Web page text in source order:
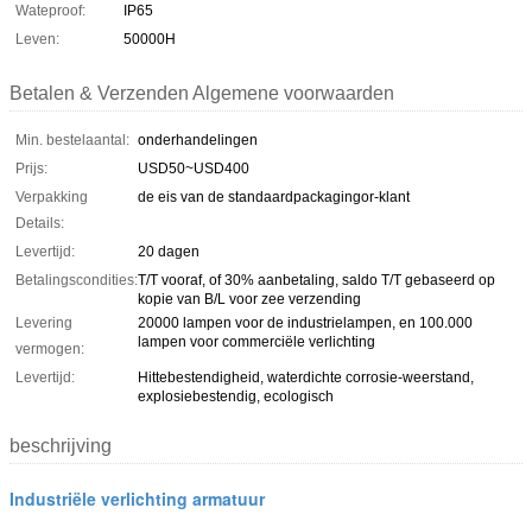
Wateproof:
IP65
Leven:
50000H
Betalen & Verzenden Algemene voorwaarden
Min. bestelaantal: onderhandelingen
Prijs:
USD50~USD400
Verpakking
Details:
de eis van de standaardpackagingor-klant
Levertijd:
20 dagen
Betalingscondities:T/T vooraf, of 30% aanbetaling, saldo T/T gebaseerd op
kopie van B/L voor zee verzending
Levering
vermogen:
20000 lampen voor de industrielampen, en 100.000
lampen voor commerciële verlichting
Levertijd:
Hittebestendigheid, waterdichte corrosie-weerstand,
explosiebestendig, ecologisch
beschrijving
Industriële verlichting armatuur